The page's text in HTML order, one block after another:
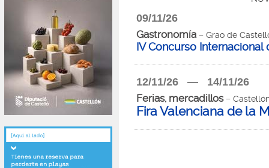
09/11/26
Gastronomía − Grao de
IV Concurso Internacional
12/11/26 — 14/11/26
Ferias, mercadillos−
Fira Valenciana de la